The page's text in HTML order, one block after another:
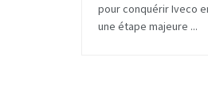
pour conquérir Iveco
une étape majeure ...